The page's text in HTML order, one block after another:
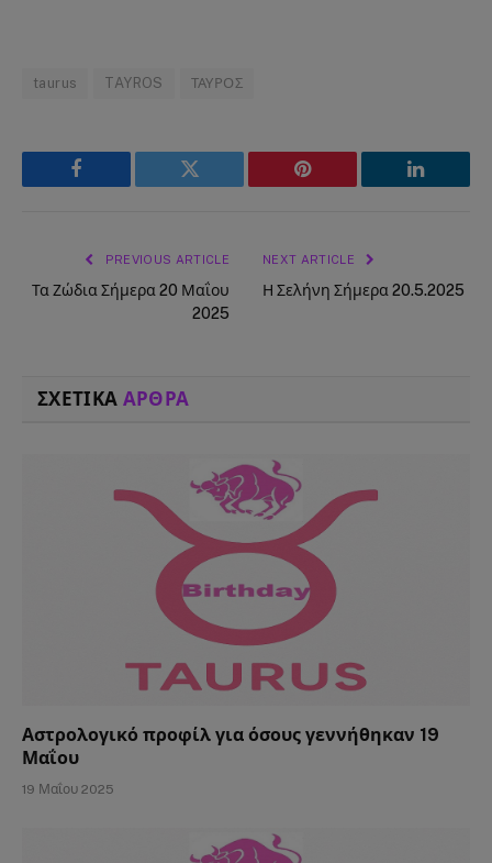
taurus TAYROS ΤΑΥΡΟΣ
Facebook Twitter Pinterest LinkedIn
PREVIOUS ARTICLE
Τα Ζώδια Σήμερα 20 Μαΐου
2025
NEXT ARTICLE
Η Σελήνη Σήμερα 20.5.2025
ΣΧΕΤΙΚΑ ΑΡΘΡΑ
Αστρολογικό προφίλ για όσους γεννήθηκαν 19
Μαΐου
19 Μαΐου 2025